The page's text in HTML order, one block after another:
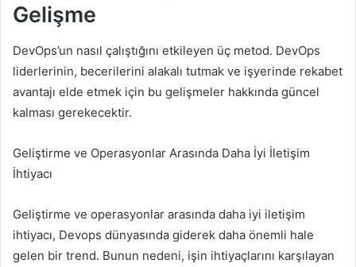
Gelişme
DevOps’un nasıl çalıştığını etkileyen üç metod. DevOps
liderlerinin, becerilerini alakalı tutmak ve işyerinde rekabet
avantajı elde etmek için bu gelişmeler hakkında güncel
kalması gerekecektir.
Geliştirme ve Operasyonlar Arasında Daha İyi İletişim
İhtiyacı
Geliştirme ve operasyonlar arasında daha iyi iletişim
ihtiyacı, Devops dünyasında giderek daha önemli hale
gelen bir trend. Bunun nedeni, işin ihtiyaçlarını karşılayan